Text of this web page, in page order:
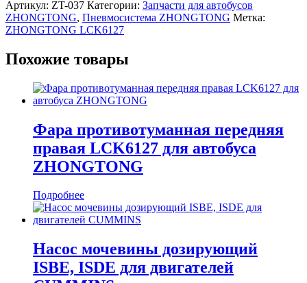
Артикул: ZT-037 Категории: Запчасти для автобусов
ZHONGTONG, Пневмосистема ZHONGTONG Метка:
ZHONGTONG LCK6127
Похожие товары
Фара противотуманная передняя
правая LCK6127 для автобуса
ZHONGTONG
Подробнее
Насос мочевины дозирующий
ISBE, ISDE для двигателей